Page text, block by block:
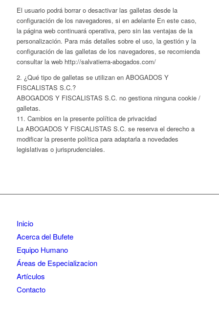
El usuario podrá borrar o desactivar las galletas desde la
configuración de los navegadores, si en adelante En este caso,
la página web continuará operativa, pero sin las ventajas de la
personalización. Para más detalles sobre el uso, la gestión y la
configuración de las galletas de los navegadores, se recomienda
consultar la web http://salvatierra-abogados.com/
2. ¿Qué tipo de galletas se utilizan en ABOGADOS Y
FISCALISTAS S.C.?
ABOGADOS Y FISCALISTAS S.C. no gestiona ninguna cookie /
galletas.
11. Cambios en la presente política de privacidad
La ABOGADOS Y FISCALISTAS S.C. se reserva el derecho a
modificar la presente política para adaptarla a novedades
legislativas o jurisprudenciales.
Inicio
Acerca del Bufete
Equipo Humano
Áreas de Especializacion
Artículos
Contacto